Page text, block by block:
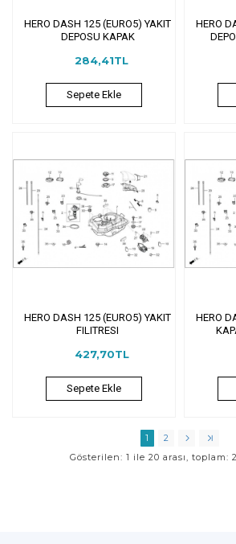
HERO DASH 125 (EURO5) YAKIT
DEPOSU KAPAK
284,41TL
Sepete Ekle
HERO
HERO DASH 125 (EURO5) YAKIT
FILITRESI
427,70TL
Sepete Ekle
HERO
1
2
Gösterilen: 1 ile 20 arası, toplam: